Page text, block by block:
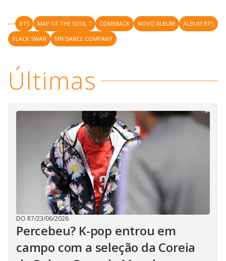
BTS MAP OF THE SOUL 7 COMEBACK NOVO ALBUM
ALBUM BTS
BLACK SWAN
MN DANCE COMPANY
Últimas
DO R7/23/06/2026
Percebeu? K-pop entrou em
campo com a seleção da Coreia